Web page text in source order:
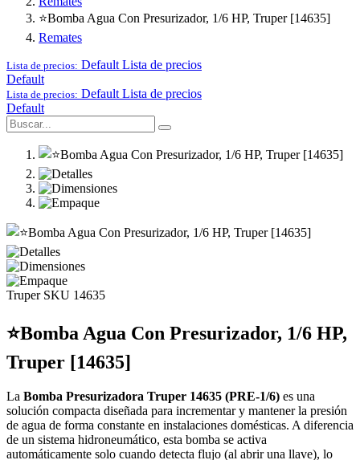
⭐Bomba Agua Con Presurizador, 1/6 HP, Truper [14635]
Remates
Lista de precios: Default Lista de precios
Default
Lista de precios: Default Lista de precios
Default
Truper SKU 14635
⭐Bomba Agua Con Presurizador, 1/6 HP,
Truper [14635]
La Bomba Presurizadora Truper 14635 (PRE-1/6) es una
solución compacta diseñada para incrementar y mantener la presión
de agua de forma constante en instalaciones domésticas. A diferencia
de un sistema hidroneumático, esta bomba se activa
automáticamente solo cuando detecta flujo (al abrir una llave), lo